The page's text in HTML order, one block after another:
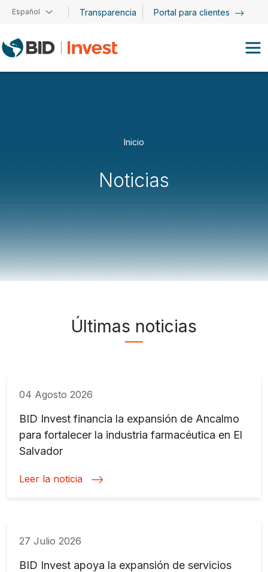
Pasar al contenido principal
Español Transparencia Portal para clientes
Inicio
Noticias
Últimas noticias
04 Agosto 2026
BID Invest financia la expansión de Ancalmo
para fortalecer la industria farmacéutica en El
Salvador
Leer la noticia
27 Julio 2026
BID Invest apoya la expansión de servicios